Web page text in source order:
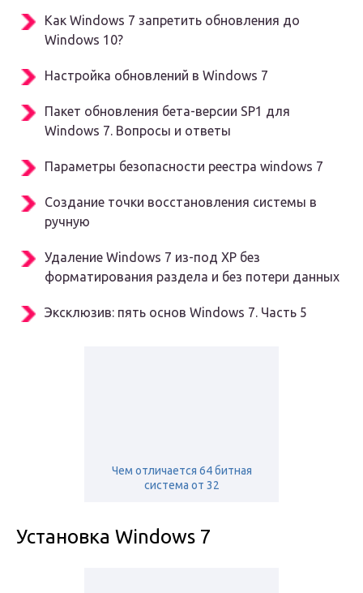
Как Windows 7 запретить обновления до
Windows 10?
Настройка обновлений в Windows 7
Пакет обновления бета-версии SP1 для
Windows 7. Вопросы и ответы
Параметры безопасности реестра windows 7
Создание точки восстановления системы в
ручную
Удаление Windows 7 из-под XP без
форматирования раздела и без потери данных
Эксклюзив: пять основ Windows 7. Часть 5
Чем отличается 64 битная
система от 32
Установка Windows 7